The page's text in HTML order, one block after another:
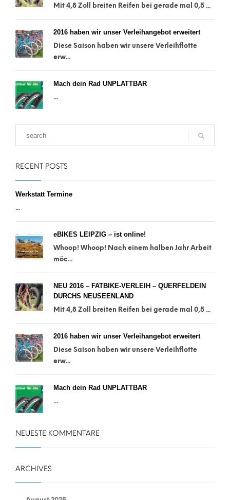
Mit 4,8 Zoll breiten Reifen bei gerade mal 0,5 ...
2016 haben wir unser Verleihangebot erweitert
Diese Saison haben wir unsere Verleihflotte
erw...
Mach dein Rad UNPLATTBAR
...
RECENT POSTS
Werkstatt Termine
...
eBIKES LEIPZIG – ist online!
Whoop! Whoop! Nach einem halben Jahr Arbeit
möc...
NEU 2016 – FATBIKE-VERLEIH – QUERFELDEIN
DURCHS NEUSEENLAND
Mit 4,8 Zoll breiten Reifen bei gerade mal 0,5 ...
2016 haben wir unser Verleihangebot erweitert
Diese Saison haben wir unsere Verleihflotte
erw...
Mach dein Rad UNPLATTBAR
...
NEUESTE KOMMENTARE
ARCHIVES